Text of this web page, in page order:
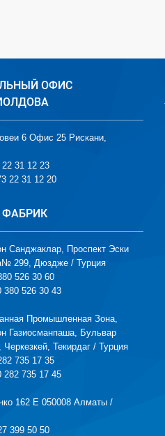
ОФИС
6 Офис 25 Рискани,
31 12 23
22 31 12 20
ФАБРИК
Санджаклар, Проспект Эски
299, Дюздже / Турция
526 30 60
526 30 43
Промышленная Зона,
Газиосманпаша, Бульвар
Текирдаг / Турция
735 17 35
735 17 45
162 Е 050008 Алматы /
399 50 50